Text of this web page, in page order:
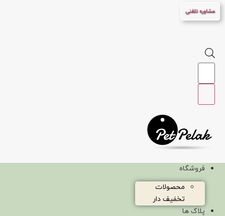
پرش
به
مشاوره تلفنی
Products
فروشگاه
محصولات
تخفیف دار
پلاک ها